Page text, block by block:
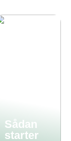
Sådan
starter